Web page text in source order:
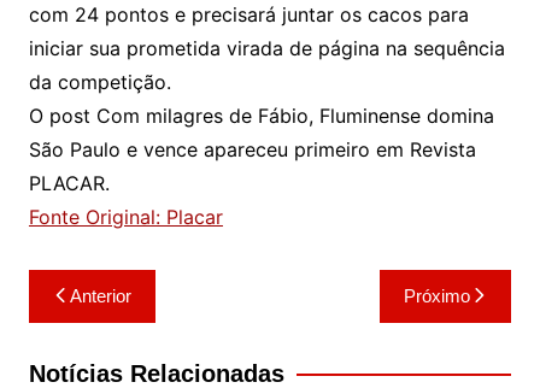
com 24 pontos e precisará juntar os cacos para
iniciar sua prometida virada de página na sequência
da competição.
O post Com milagres de Fábio, Fluminense domina
São Paulo e vence apareceu primeiro em Revista
PLACAR.
Fonte Original: Placar
Navegação
de
Post
Anterior Próximo
Notícias Relacionadas